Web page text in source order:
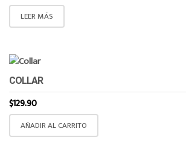
LEER MÁS
COLLAR
$129.90
AÑADIR AL CARRITO